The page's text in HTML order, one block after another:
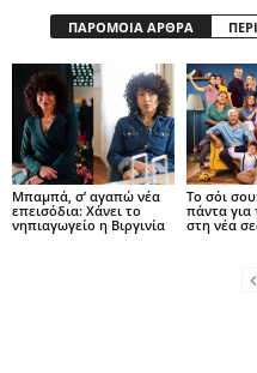
ΠΑΡΟΜΟΙΑ ΑΡΘΡΑ
Μπαμπά, σ’ αγαπώ νέα
επεισόδια: Χάνει το
νηπιαγωγείο η Βιργινία
Το σόι
πάντα για
στη νέα